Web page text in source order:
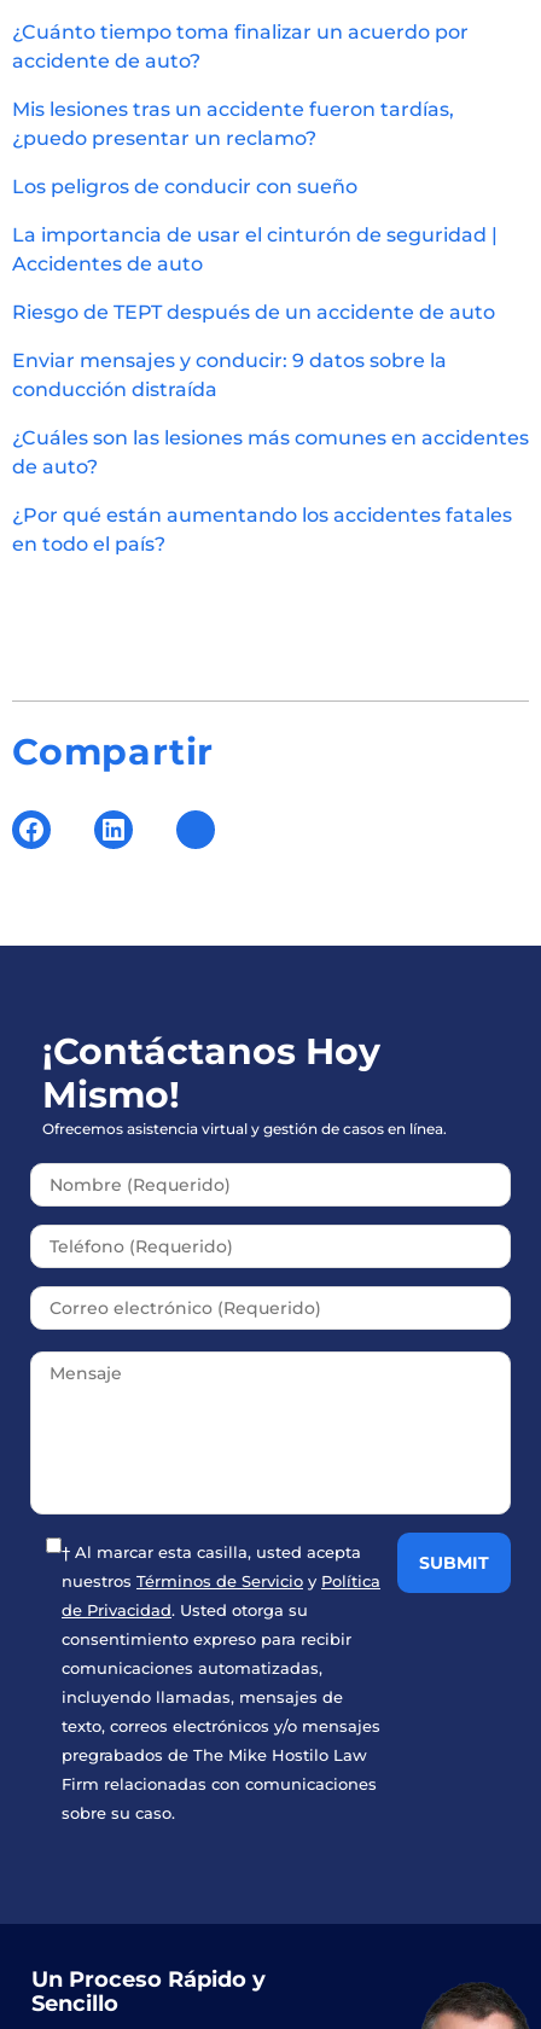
¿Cuánto tiempo toma finalizar un acuerdo por
accidente de auto?
Mis lesiones tras un accidente fueron tardías,
¿puedo presentar un reclamo?
Los peligros de conducir con sueño
La importancia de usar el cinturón de seguridad |
Accidentes de auto
Riesgo de TEPT después de un accidente de auto
Enviar mensajes y conducir: 9 datos sobre la
conducción distraída
¿Cuáles son las lesiones más comunes en accidentes
de auto?
¿Por qué están aumentando los accidentes fatales
en todo el país?
Compartir
¡Contáctanos Hoy
Mismo!
Ofrecemos asistencia virtual y gestión de casos en línea.
Please leave this field
† Al marcar esta casilla, usted acepta
nuestros Términos de Servicio y Política
de Privacidad. Usted otorga su
consentimiento expreso para recibir
comunicaciones automatizadas,
incluyendo llamadas, mensajes de
texto, correos electrónicos y/o mensajes
pregrabados de The Mike Hostilo Law
Firm relacionadas con comunicaciones
sobre su caso.
Un Proceso Rápido y
Sencillo